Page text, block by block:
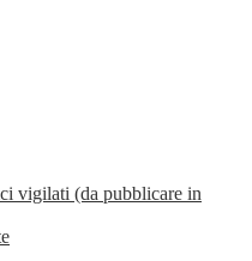
vigilati (da pubblicare in